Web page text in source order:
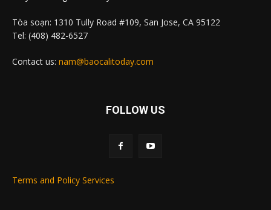
Tòa soạn: 1310 Tully Road #109, San Jose, CA 95122
Tel: (408) 482-6527
Contact us: nam@baocalitoday.com
FOLLOW US
Terms and Policy Services